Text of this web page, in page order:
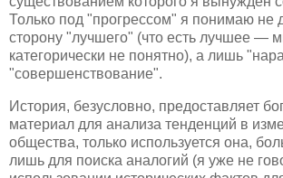
Только под "прогрессом" я понимаю не
сторону "лучшего" (что есть лучшее —
категорически не понятно), а лишь
"совершенствование".
История, безусловно, предоставляет
материал для анализа тенденций в
общества, только используется она,
лишь для поиска аналогий (я уже не